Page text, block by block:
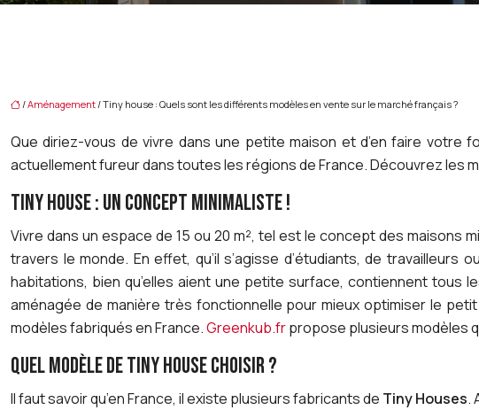
/Aménagement/ Tiny house : Quels sont les différents modèles en vente sur le marché français ?
Que diriez-vous de vivre dans une petite maison et d’en faire votre
actuellement fureur dans toutes les régions de France. Découvrez les
TINY HOUSE : UN CONCEPT MINIMALISTE !
Vivre dans un espace de 15 ou 20 m², tel est le concept des maisons
travers le monde. En effet, qu’il s’agisse d’étudiants, de
habitations, bien qu’elles aient une petite surface, contiennent tous
aménagée de manière très fonctionnelle pour mieux optimiser le
modèles fabriqués en France.Greenkub.frpropose plusieurs modèles
QUEL MODÈLE DE TINY HOUSE CHOISIR ?
Il faut savoir qu’en France, il existe plusieurs fabricants de Tiny Houses.